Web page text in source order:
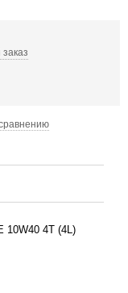
заказ
10W40 4T (4L)